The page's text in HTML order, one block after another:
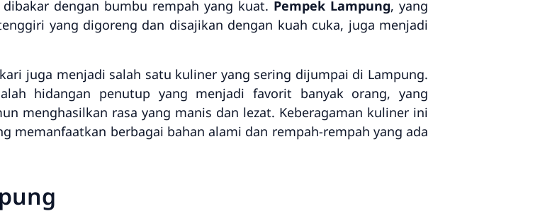
dengan bumbu rempah yang kuat. Pempek Lampung, yang
yang digoreng dan disajikan dengan kuah cuka, juga menjadi
juga menjadi salah satu kuliner yang sering dijumpai di Lampung.
hidangan penutup yang menjadi favorit banyak orang, yang
menghasilkan rasa yang manis dan lezat. Keberagaman kuliner ini
memanfaatkan berbagai bahan alami dan rempah-rempah yang ada